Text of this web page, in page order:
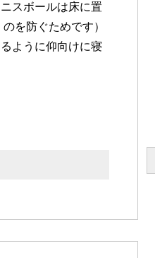
スボールは床に置
を防ぐためです）
ように仰向けに寝